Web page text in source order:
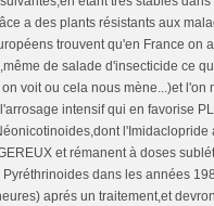
a des plants résistants aux
trouvent qu'en France on
de salade d'insecticide ce
voit ou cela nous mène...)et l'on
intensif qui en favorise
l'Imidaclopride
et rémanent à doses
dans les années
aprés un traitement,et